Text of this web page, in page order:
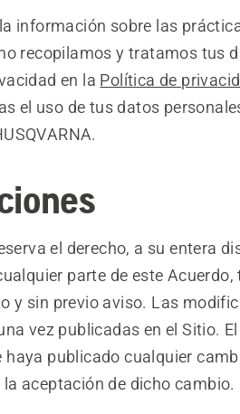
información sobre las
recopilamos y tratamos tus
en la Política de
el uso de tus datos
el derecho, a su entera
parte de este
y sin previo aviso. Las
vez publicadas en el Sitio.
haya publicado cualquier
aceptación de dicho cambio.